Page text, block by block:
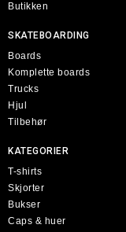
Butikken
SKATEBOARDING
Boards
Komplette boards
Trucks
Hjul
Tilbehør
KATEGORIER
T-shirts
Skjorter
Bukser
Caps & huer